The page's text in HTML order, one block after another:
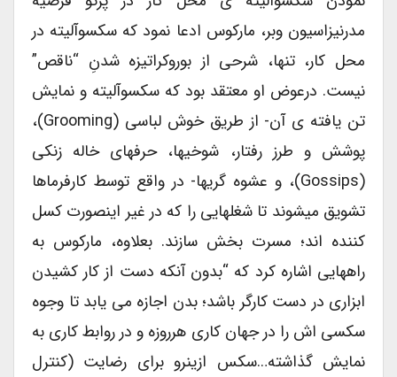
مدرنیزاسیون وبر، مارکوس ادعا نمود که سکسوآلیته در
محل کار، تنها، شرحی از بوروکراتیزه شدنِ “ناقص”
نیست. درعوض او معتقد بود که سکسوآلیته و نمایش
تن یافته ی آن- از طریق خوش لباسی (grooming)،
پوشش و طرز رفتار، شوخیها، حرفهای خاله زنکی
(gossips)، و عشوه گریها- در واقع توسط کارفرماها
تشویق میشوند تا شغلهایی را که در غیر اینصورت کسل
کننده اند؛ مسرت بخش سازند. بعلاوه، مارکوس به
راههایی اشاره کرد که “بدون آنکه دست از کار کشیدن
ابزاری در دست کارگر باشد؛ بدن اجازه می یابد تا وجوه
سکسی اش را در جهان کاری هرروزه و در روابط کاری به
نمایش گذاشته…سکس ازینرو برای رضایت (کنترل